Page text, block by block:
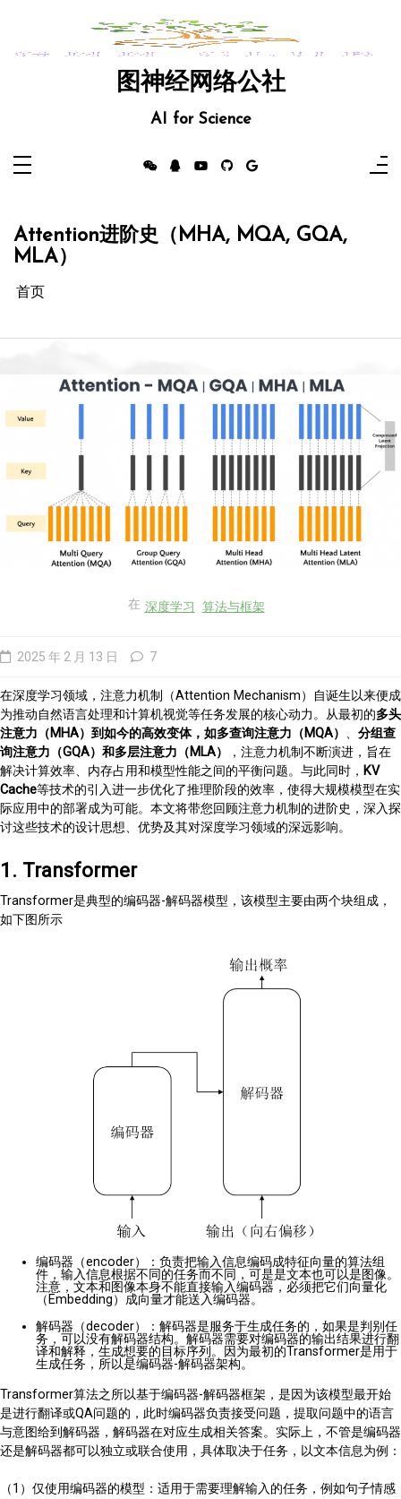
图神经网络公社
AI for Science
Attention进阶史（MHA, MQA, GQA,
MLA）
首页
在 深度学习 算法与框架
2025 年 2 月 13 日 7
在深度学习领域，注意力机制（Attention Mechanism）自诞生以来便成
为推动自然语言处理和计算机视觉等任务发展的核心动力。从最初的多头
注意力（MHA）到如今的高效变体，如多查询注意力（MQA） 、 分组查
询注意力（GQA）和多层注意力（MLA）
，注意力机制不断演进，旨在
解决计算效率、内存占用和模型性能之间的平衡问题。与此同时， KV
Cache等技术的引入进一步优化了推理阶段的效率，使得大规模模型在实
际应用中的部署成为可能。本文将带您回顾注意力机制的进阶史，深入探
讨这些技术的设计思想、优势及其对深度学习领域的深远影响。
1. Transformer
Transformer是典型的编码器-解码器模型，该模型主要由两个块组成，
如下图所示
编码器（encoder）：负责把输入信息编码成特征向量的算法组
件，输入信息根据不同的任务而不同，可是是文本也可以是图像。
注意，文本和图像本身不能直接输入编码器，必须把它们向量化
（Embedding）成向量才能送入编码器。
解码器（decoder）：解码器是服务于生成任务的，如果是判别任
务，可以没有解码器结构。解码器需要对编码器的输出结果进行翻
译和解释，生成想要的目标序列。因为最初的Transformer是用于
生成任务，所以是编码器-解码器架构。
Transformer算法之所以基于编码器-解码器框架，是因为该模型最开始
是进行翻译或QA问题的，此时编码器负责接受问题，提取问题中的语言
与意图给到解码器，解码器在对应生成相关答案。实际上，不管是编码器
还是解码器都可以独立或联合使用，具体取决于任务，以文本信息为例：
（1）仅使用编码器的模型：适用于需要理解输入的任务，例如句子情感